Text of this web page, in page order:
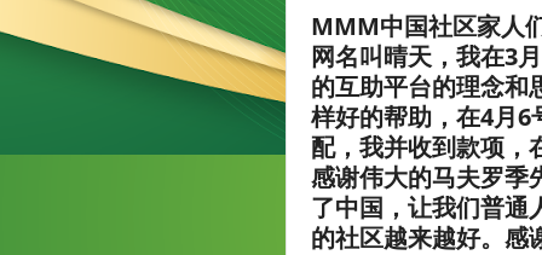
MMM中国社区家人
网名叫晴天，我在3
的互助平台的理念和
样好的帮助，在4月
配，我并收到款项，
感谢伟大的马夫罗季
了中国，让我们普通
的社区越来越好。